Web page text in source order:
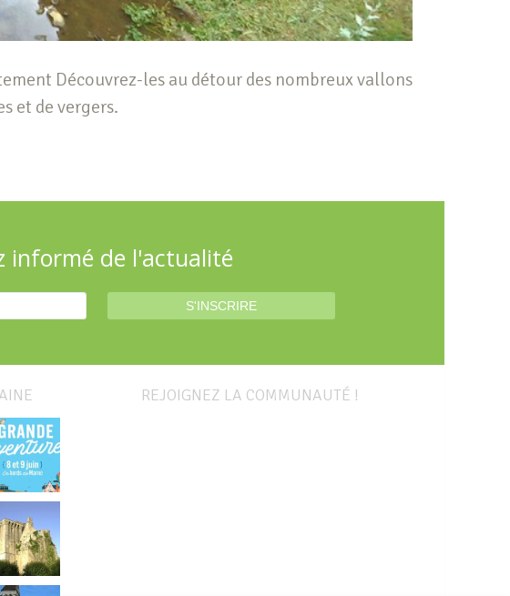
Découvrez-les au détour des nombreux vallons
et de vergers.
informé de l'actualité
REJOIGNEZ LA COMMUNAUTÉ !